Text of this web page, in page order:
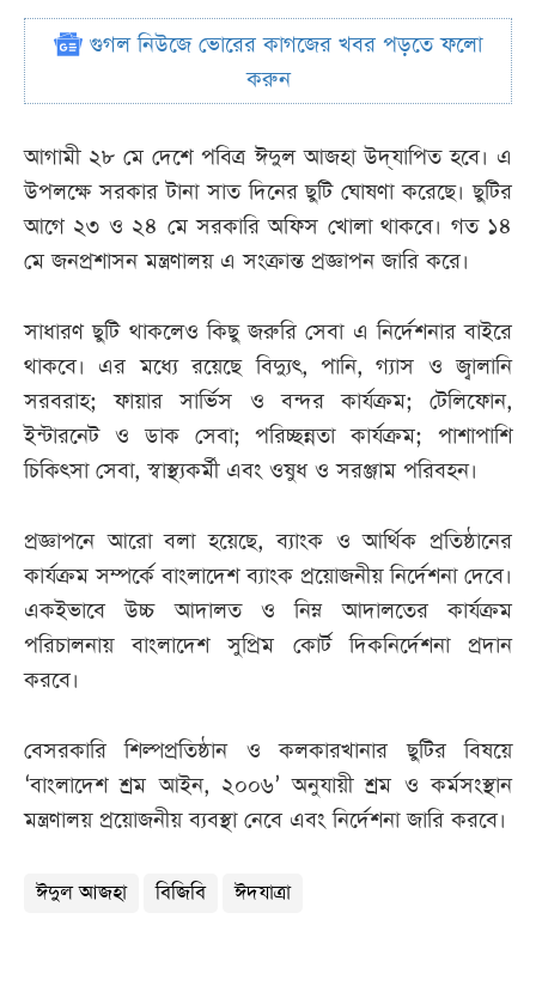
গুগল নিউজে ভোরের কাগজের খবর পড়তে ফলো
করুন
আগামী ২৮ মে দেশে পবিত্র ঈদুল আজহা উদ্‌যাপিত হবে। এ
উপলক্ষে সরকার টানা সাত দিনের ছুটি ঘোষণা করেছে। ছুটির
আগে ২৩ ও ২৪ মে সরকারি অফিস খোলা থাকবে। গত ১৪
মে জনপ্রশাসন মন্ত্রণালয় এ সংক্রান্ত প্রজ্ঞাপন জারি করে।
সাধারণ ছুটি থাকলেও কিছু জরুরি সেবা এ নির্দেশনার বাইরে
থাকবে। এর মধ্যে রয়েছে বিদ্যুৎ, পানি, গ্যাস ও জ্বালানি
সরবরাহ; ফায়ার সার্ভিস ও বন্দর কার্যক্রম; টেলিফোন,
ইন্টারনেট ও ডাক সেবা; পরিচ্ছন্নতা কার্যক্রম; পাশাপাশি
চিকিৎসা সেবা, স্বাস্থ্যকর্মী এবং ওষুধ ও সরঞ্জাম পরিবহন।
প্রজ্ঞাপনে আরো বলা হয়েছে, ব্যাংক ও আর্থিক প্রতিষ্ঠানের
কার্যক্রম সম্পর্কে বাংলাদেশ ব্যাংক প্রয়োজনীয় নির্দেশনা দেবে।
একইভাবে উচ্চ আদালত ও নিম্ন আদালতের কার্যক্রম
পরিচালনায় বাংলাদেশ সুপ্রিম কোর্ট দিকনির্দেশনা প্রদান
করবে।
বেসরকারি শিল্পপ্রতিষ্ঠান ও কলকারখানার ছুটির বিষয়ে
‘বাংলাদেশ শ্রম আইন, ২০০৬’ অনুযায়ী শ্রম ও কর্মসংস্থান
মন্ত্রণালয় প্রয়োজনীয় ব্যবস্থা নেবে এবং নির্দেশনা জারি করবে।
ঈদুল আজহা বিজিবি ঈদযাত্রা